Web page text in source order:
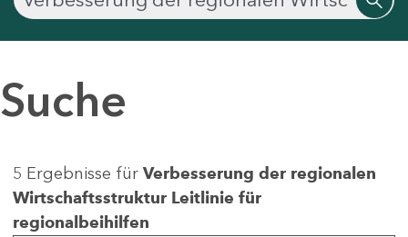
Suche
5 Ergebnisse für Verbesserung der regionalen
Wirtschaftsstruktur Leitlinie für
regionalbeihilfen